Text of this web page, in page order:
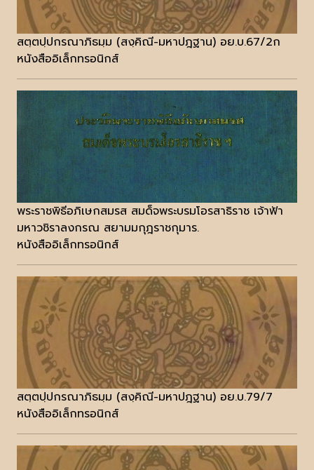
สตฺตปฺปกรณาภิธมฺม (สงฺคิณี-มหาปฎฐาน) อย.บ.67/2ก
หนังสืออิเล็กทรอนิกส์
พระราชพิธีอภิเษกสมรส สมด็จพระบรมโอรสาธิราช เจ้าฟ้า
มหาวชิราลงกรณ สยามมกุฎราชกุมาร.
หนังสืออิเล็กทรอนิกส์
สตฺตปฺปกรณาภิธมฺม (สงฺคิณี-มหาปฎฐาน) อย.บ.79/7
หนังสืออิเล็กทรอนิกส์